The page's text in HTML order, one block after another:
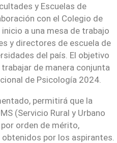
y Escuelas de
con el Colegio de
a una mesa de trabajo
y directores de escuela de
del país. El objetivo
de manera conjunta
de Psicología 2024.
permitirá que la
(Servicio Rural y Urbano
orden de mérito,
por los aspirantes.